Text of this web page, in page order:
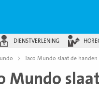
DIENSTVERLENING
Taco Mundo slaat de handen
Mundo